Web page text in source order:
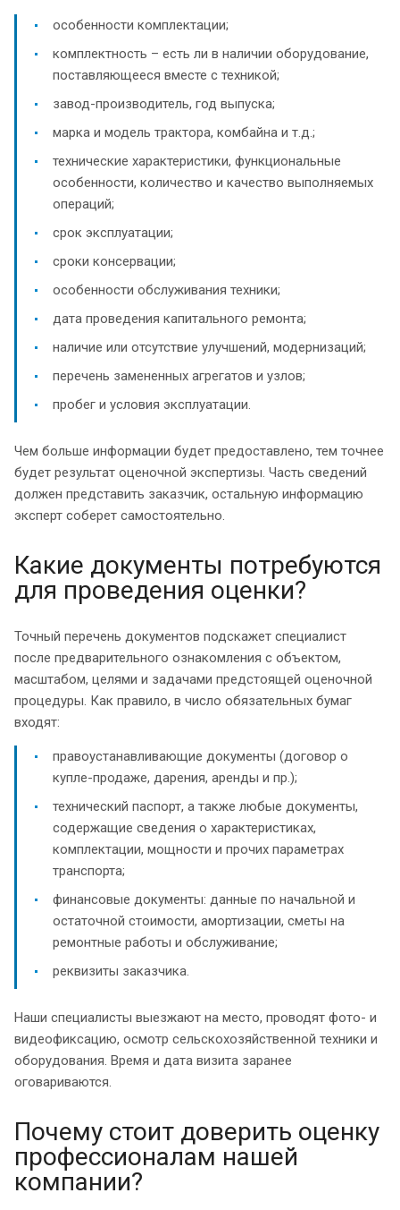
особенности комплектации;
комплектность – есть ли в наличии оборудование,
поставляющееся вместе с техникой;
завод-производитель, год выпуска;
марка и модель трактора, комбайна и т.д.;
технические характеристики, функциональные
особенности, количество и качество выполняемых
операций;
срок эксплуатации;
сроки консервации;
особенности обслуживания техники;
дата проведения капитального ремонта;
наличие или отсутствие улучшений, модернизаций;
перечень замененных агрегатов и узлов;
пробег и условия эксплуатации.
Чем больше информации будет предоставлено, тем точнее
будет результат оценочной экспертизы. Часть сведений
должен представить заказчик, остальную информацию
эксперт соберет самостоятельно.
Какие документы потребуются
для проведения оценки?
Точный перечень документов подскажет специалист
после предварительного ознакомления с объектом,
масштабом, целями и задачами предстоящей оценочной
процедуры. Как правило, в число обязательных бумаг
входят:
правоустанавливающие документы (договор о
купле-продаже, дарения, аренды и пр.);
технический паспорт, а также любые документы,
содержащие сведения о характеристиках,
комплектации, мощности и прочих параметрах
транспорта;
финансовые документы: данные по начальной и
остаточной стоимости, амортизации, сметы на
ремонтные работы и обслуживание;
реквизиты заказчика.
Наши специалисты выезжают на место, проводят фото- и
видеофиксацию, осмотр сельскохозяйственной техники и
оборудования. Время и дата визита заранее
оговариваются.
Почему стоит доверить оценку
профессионалам нашей
компании?